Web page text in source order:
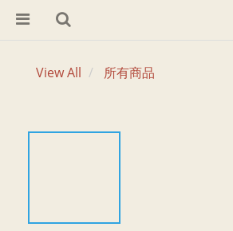
View All 所有商品